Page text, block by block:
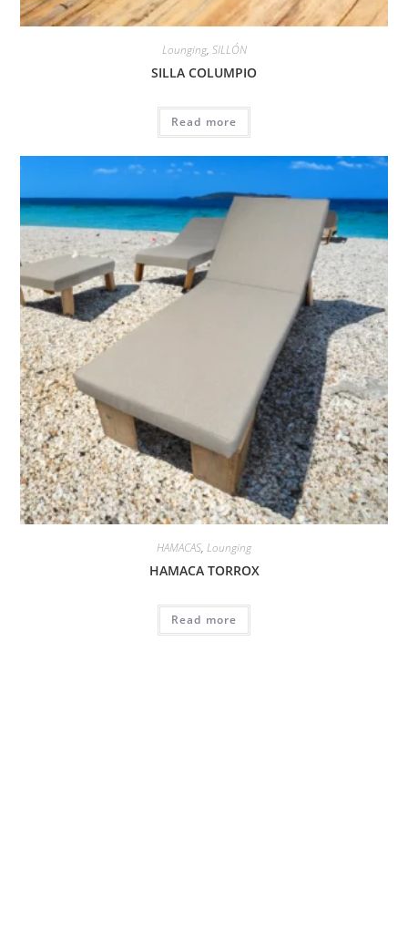
Lounging, SILLÓN
SILLA COLUMPIO
Read more
HAMACAS, Lounging
HAMACA TORROX
Read more